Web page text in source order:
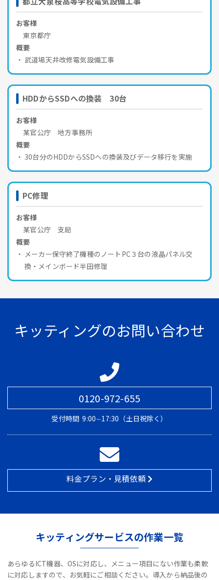
お客様
東京都庁
概要
武道場天井改修電気設備工事
HDDからSSDへの換装 30台
お客様
某官公庁 地方事務所
概要
30台分のHDDからSSDへの換装及びデータ移行を実施
PC修理
お客様
某官公庁 支局
概要
メーカー保守終了機種のノートPC３台の液晶パネル交
換・メインボード半田修理
キッティングのお問い合わせ
0120-972-655
受付時間 9:00∼17:30（土日祝除く）
料金プラン・見積依頼
キッティングサービスの作業一覧
あらゆるICT機器、OSに対応し、メニュー項目にない作業も柔軟
に対応しますので、お気軽にご相談ください。導入から納品後の